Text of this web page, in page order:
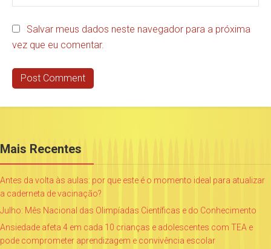
Salvar meus dados neste navegador para a próxima
vez que eu comentar.
Mais Recentes
Antes da volta às aulas: por que este é o momento ideal para atualizar
a caderneta de vacinação?
Julho: Mês Nacional das Olimpíadas Científicas e do Conhecimento
Ansiedade afeta 4 em cada 10 crianças e adolescentes com TEA e
pode comprometer aprendizagem e convivência escolar